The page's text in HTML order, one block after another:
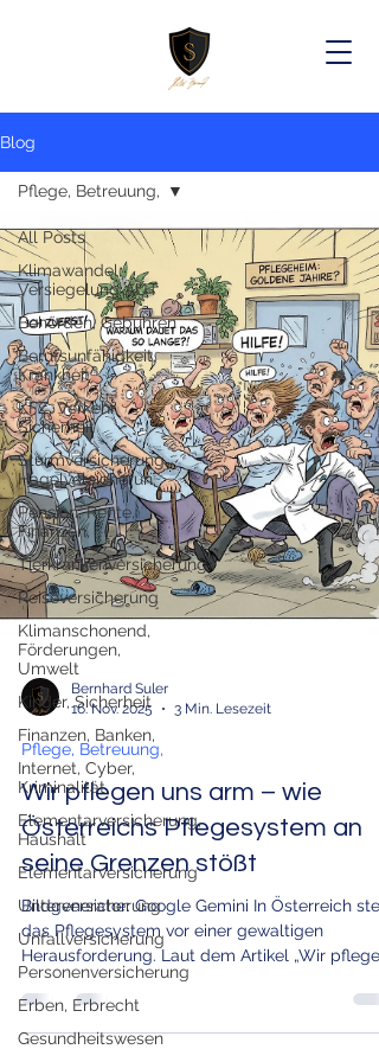
Blog
All Posts
Klimawandel,
Versiegelung AUT
Behörden, Gebühren
Berufsunfähigkeit,
Krankheit
KFZ, Verkehr,
Sicherheit
Sturmversicherung,
Hagelversicherun
Pension, Rente,
Finanzen,
Tierkrankenversicherung
Reiseversicherung
Klimanschonend,
Förderungen,
Umwelt
Kinder, Sicherheit
Finanzen, Banken,
Internet, Cyber,
Kriminalität,
Elementarversicherung,
Haushalt
Elementarversicherung
Unterversicherung
Unfallversicherung
Personenversicherung
Erben, Erbrecht
Gesundheitswesen
Pflege, Betreuung,
Bernhard Suler
16. Nov. 2025
Pflege, Betreuung,
Wir pflegen uns arm – wie
Österreichs Pflege­system an
seine Grenzen stößt
Bildgenerator: Google Gemini In Österreich
das Pflegesystem vor einer gewaltigen
Herausforderung. Laut dem Artikel „Wir pflegen
uns arm“ von "Der Pragmaticus" ist jeder fünfte
gebrechlich, dass er fremde Hilfe benötigt –